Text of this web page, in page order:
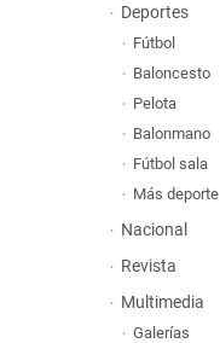
Deportes
Fútbol
Baloncesto
Pelota
Balonmano
Fútbol sala
Más deporte
Nacional
Revista
Multimedia
Galerías